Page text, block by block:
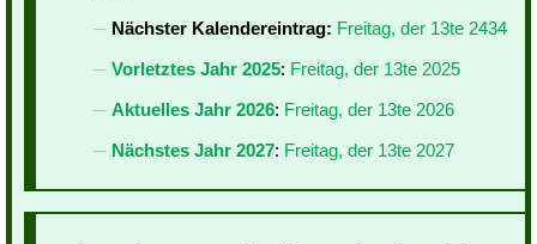
Nächster Kalendereintrag: Freitag, der 13te 2434
Vorletztes Jahr 2025: Freitag, der 13te 2025
Aktuelles Jahr 2026: Freitag, der 13te 2026
Nächstes Jahr 2027: Freitag, der 13te 2027